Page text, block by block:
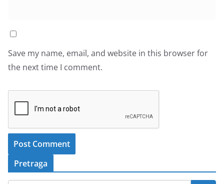
Save my name, email, and website in this browser for
the next time I comment.
Pretraga